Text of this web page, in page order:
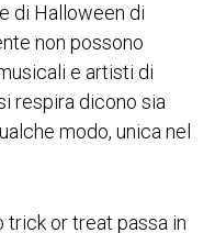
di Halloween di
non possono
e artisti di
respira dicono sia
modo, unica nel
or treat passa in